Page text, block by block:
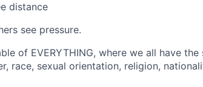
distance
see pressure.
of EVERYTHING, where we all have the
race, sexual orientation, religion,